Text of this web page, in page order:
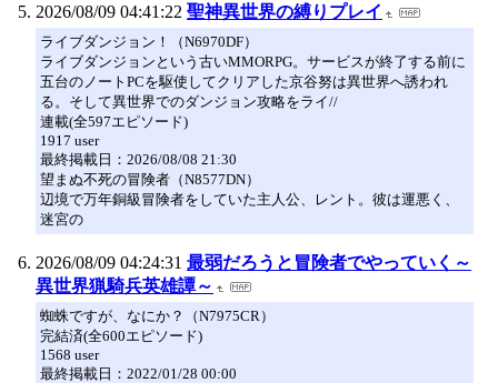
2026/08/09 04:41:22 聖神異世界の縛りプレイ
ライブダンジョン！（N6970DF）
ライブダンジョンという古いMMORPG。サービスが終了する前に
五台のノートPCを駆使してクリアした京谷努は異世界へ誘われ
る。そして異世界でのダンジョン攻略をライ//
連載(全597エピソード)
1917 user
最終掲載日：2026/08/08 21:30
望まぬ不死の冒険者（N8577DN）
辺境で万年銅級冒険者をしていた主人公、レント。彼は運悪く、
迷宮の
2026/08/09 04:24:31 最弱だろうと冒険者でやっていく～
異世界猟騎兵英雄譚～
蜘蛛ですが、なにか？（N7975CR）
完結済(全600エピソード)
1568 user
最終掲載日：2022/01/28 00:00